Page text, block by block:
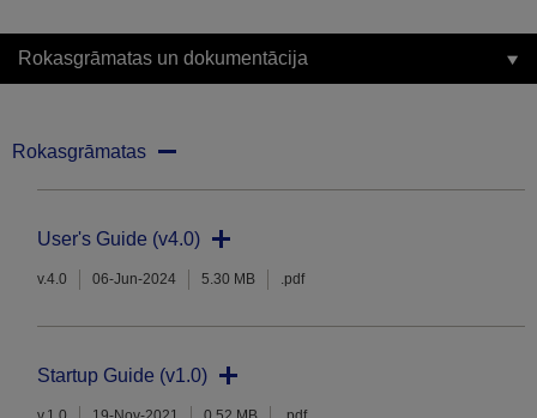
Rokasgrāmatas un dokumentācija
Rokasgrāmatas
User's Guide (v4.0)
v.4.0 06-Jun-2024 5.30 MB .pdf
Startup Guide (v1.0)